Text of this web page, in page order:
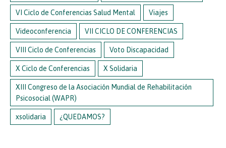
VI Ciclo de Conferencias Salud Mental Viajes
Videoconferencia VII CICLO DE CONFERENCIAS
VIII Ciclo de Conferencias Voto Discapacidad
X Ciclo de Conferencias X Solidaria
XIII Congreso de la Asociación Mundial de Rehabilitación
Psicosocial (WAPR)
xsolidaria ¿QUEDAMOS?